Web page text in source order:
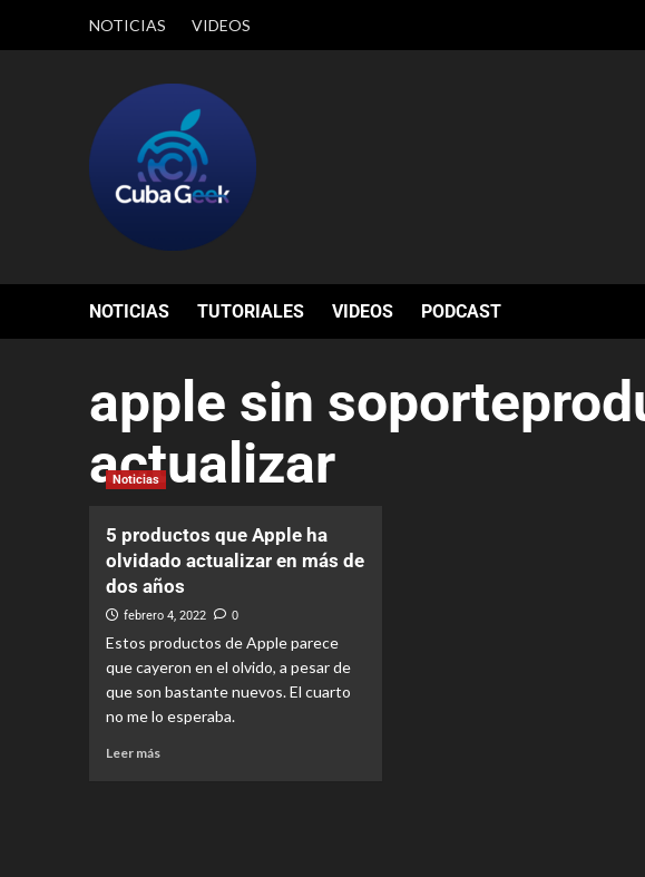
NOTICIAS VIDEOS
NOTICIAS TUTORIALES VIDEOS PODCAST
apple sin
actualizar
Noticias
5 productos que Apple ha
olvidado actualizar en más de
dos años
febrero 4, 2022 0
Estos productos de Apple parece
que cayeron en el olvido, a pesar de
que son bastante nuevos. El cuarto
no me lo esperaba.
Leer más